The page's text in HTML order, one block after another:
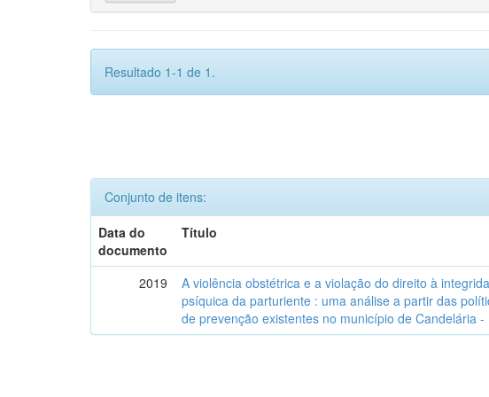
Resultado 1-1 de 1.
Conjunto de itens:
Data do
documento
Título
2019
A violência obstétrica e a violação do direito à
psíquica da parturiente : uma análise a partir das
de prevenção existentes no município de Candelária -